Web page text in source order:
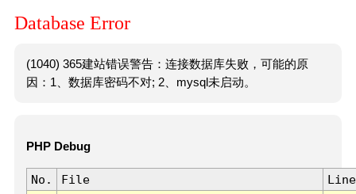
Database Error
(1040) 365建站错误警告：连接数据库失败，可能的原
因：1、数据库密码不对; 2、mysql未启动。
PHP Debug
No. File
Line